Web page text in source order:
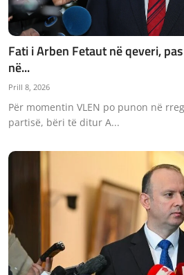
Fati i Arben Fetaut në qeveri,
në...
Prill 8, 2026
Për momentin VLEN po punon në
partisë, bëri të ditur A...